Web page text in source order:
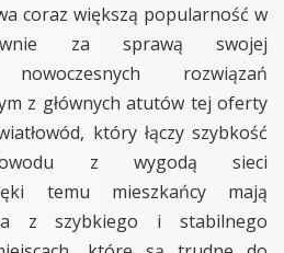
coraz większą popularność w
za sprawą swojej
rozwiązań
z głównych atutów tej oferty
który łączy szybkość
z wygodą sieci
temu mieszkańcy mają
z szybkiego i stabilnego